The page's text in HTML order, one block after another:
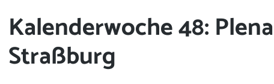
Kalenderwoche 48:
Straßburg